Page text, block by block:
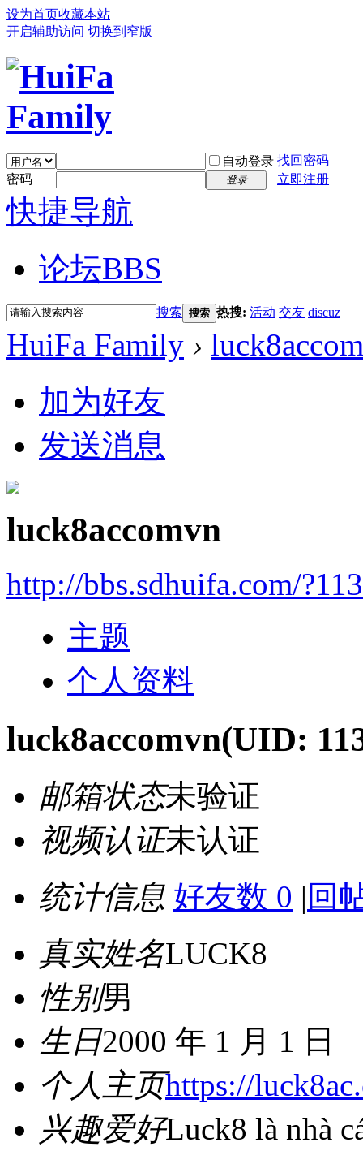
设为首页收藏本站
开启辅助访问 切换到窄版
自动登录 找回密码
密码
登录 立即注册
快捷导航
论坛BBS
搜索 搜索 热搜: 活动 交友 discuz
HuiFa Family ›
加为好友
发送消息
luck8accomvn
http://bbs.sdhuifa.com/
主题
个人资料
luck8accomvn(UID:
邮箱状态未验证
视频认证未认证
统计信息 好友数 0 | 回
真实姓名LUCK8
性别男
生日2000 年 1 月 1 日
个人主页https://
兴趣爱好Luck8 là nhà